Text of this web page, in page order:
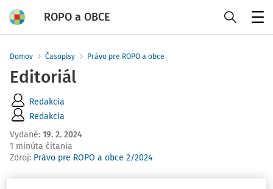
ROPO a OBCE
Domov Časopisy Právo pre ROPO a obce
Editoriál
Redakcia
Redakcia
Vydané: 19. 2. 2024
1 minúta čítania
Zdroj: Právo pre ROPO a obce 2/2024